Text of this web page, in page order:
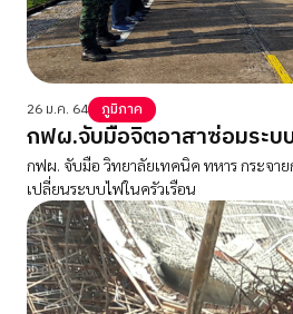
26 ม.ค. 64 ภูมิภาค
กฟผ.จับมือจิตอาสาซ่อมระบ
กฟผ. จับมือ วิทยาลัยเทคนิค ทหาร กระจา
เปลี่ยนระบบไฟในครัวเรือน